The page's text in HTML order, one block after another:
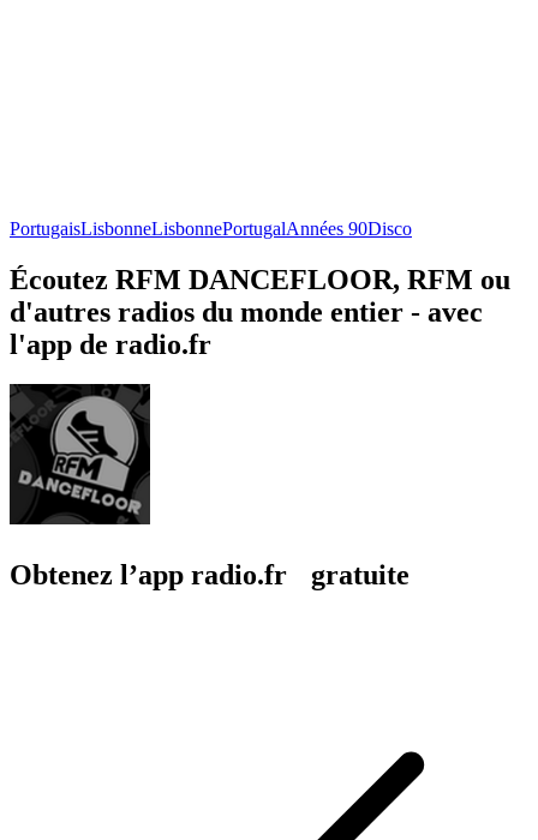
PortugaisLisbonneLisbonnePortugalAnnées 90Disco
Écoutez RFM DANCEFLOOR, RFM ou
d'autres radios du monde entier - avec
l'app de radio.fr
Obtenez l’app radio.fr gratuite